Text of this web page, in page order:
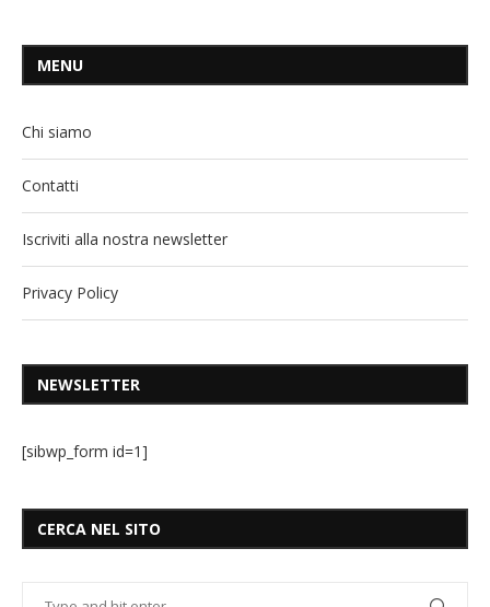
MENU
Chi siamo
Contatti
Iscriviti alla nostra newsletter
Privacy Policy
NEWSLETTER
[sibwp_form id=1]
CERCA NEL SITO